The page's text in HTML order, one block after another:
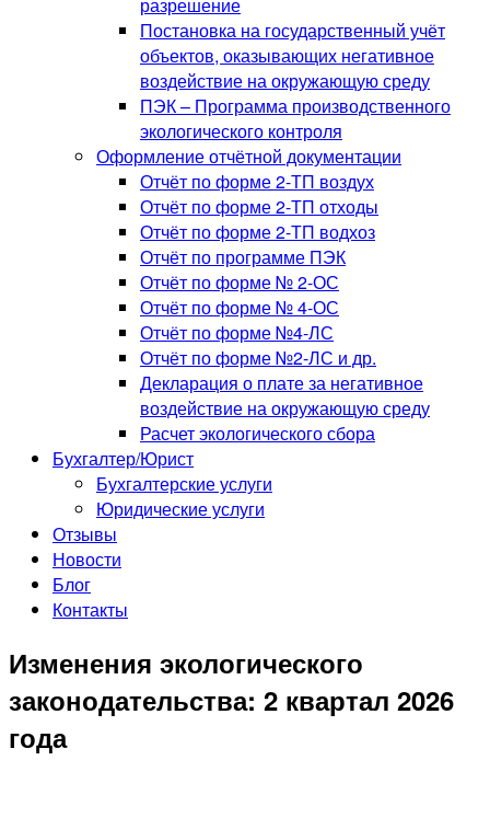
Постановка на государственный учёт
объектов, оказывающих негативное
воздействие на окружающую среду
ПЭК – Программа производственного
экологического контроля
Оформление отчётной документации
Отчёт по форме 2-ТП воздух
Отчёт по форме 2-ТП отходы
Отчёт по форме 2-ТП водхоз
Отчёт по программе ПЭК
Отчёт по форме № 2-ОС
Отчёт по форме № 4-ОС
Отчёт по форме №4-ЛС
Отчёт по форме №2-ЛС и др.
Декларация о плате за негативное
воздействие на окружающую среду
Расчет экологического сбора
Бухгалтер/Юрист
Бухгалтерские услуги
Юридические услуги
Отзывы
Новости
Блог
Контакты
Изменения экологического
законодательства: 2 квартал 2026
года